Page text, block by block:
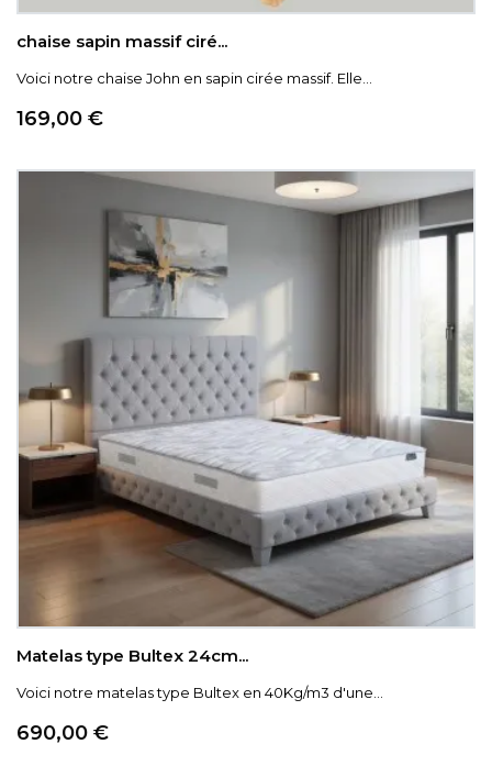
chaise sapin massif ciré...
Voici notre chaise John en sapin cirée massif. Elle...
Prix
169,00 €
Matelas type Bultex 24cm...
Voici notre matelas type Bultex en 40Kg/m3 d'une...
Prix
690,00 €